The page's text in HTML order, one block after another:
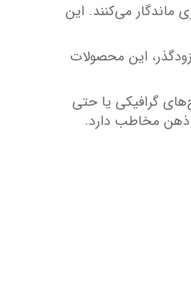
ماندگار می‌کنند. این
این محصولات
گرافیکی یا حتی
ذهن مخاطب دارد.